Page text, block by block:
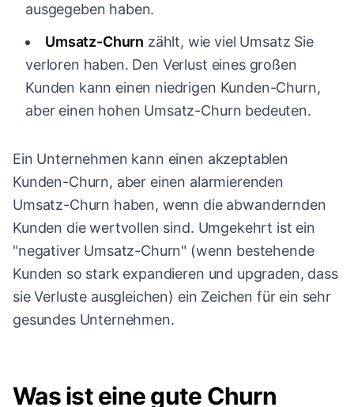
ausgegeben haben.
Umsatz-Churn zählt, wie viel Umsatz Sie
verloren haben. Den Verlust eines großen
Kunden kann einen niedrigen Kunden-Churn,
aber einen hohen Umsatz-Churn bedeuten.
Ein Unternehmen kann einen akzeptablen
Kunden-Churn, aber einen alarmierenden
Umsatz-Churn haben, wenn die abwandernden
Kunden die wertvollen sind. Umgekehrt ist ein
"negativer Umsatz-Churn" (wenn bestehende
Kunden so stark expandieren und upgraden, dass
sie Verluste ausgleichen) ein Zeichen für ein sehr
gesundes Unternehmen.
Was ist eine gute Churn